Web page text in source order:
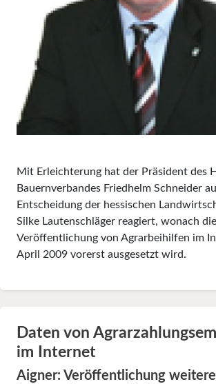
Mit Erleichterung hat der Präsident des
Bauernverbandes Friedhelm Schneider
Entscheidung der hessischen
Silke Lautenschläger reagiert, wonach die
Veröffentlichung von Agrarbeihilfen im
April 2009 vorerst ausgesetzt wird.
Daten von
im Internet
Aigner: Veröffentlichung